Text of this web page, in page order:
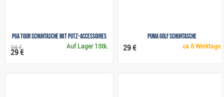
PGA TOUR Schuhtasche mit Putz-Accessoires
Auf Lager 1Stk.
34 €
29 €
Puma Golf Schuhtasche
ca8 Werktage
29 €